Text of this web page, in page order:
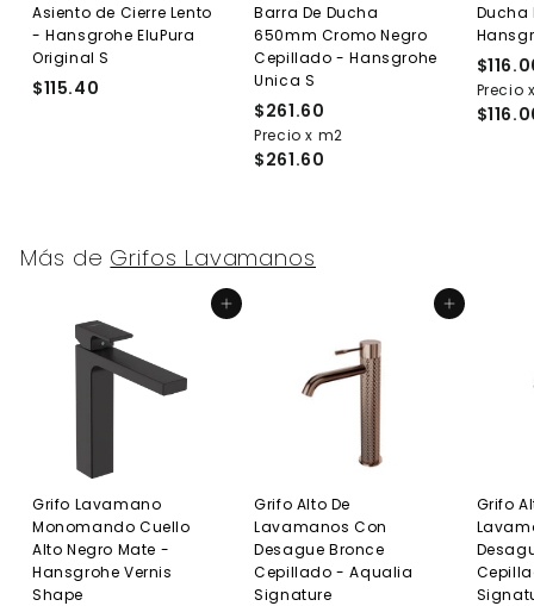
Asiento de Cierre Lento
- Hansgrohe EluPura
Original S
$115.40
Barra De Ducha
650mm Cromo Negro
Cepillado - Hansgrohe
Unica S
$261.60
2
Precio x m2
$261.60
Ducha
Precio
Más de Grifos Lavamanos
Agregar al carrito
Grifo Lavamano
Monomando Cuello
Alto Negro Mate -
Hansgrohe Vernis
Shape
Agregar al carrito
Grifo Alto De
Lavamanos Con
Desague Bronce
Cepillado - Aqualia
Signature
Grifo